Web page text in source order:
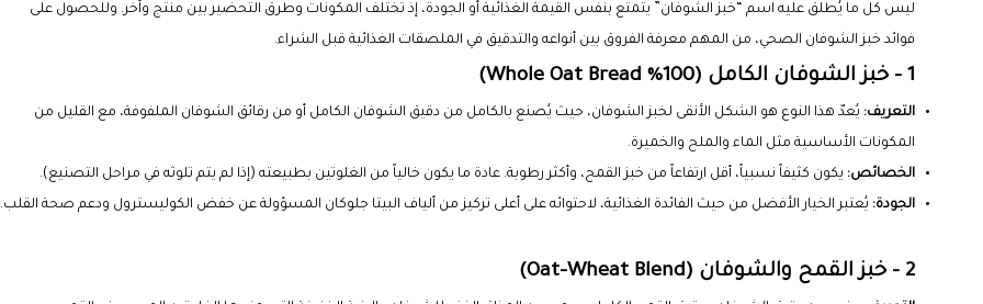
ليس كل ما يُطلق عليه اسم “خبز الشوفان” يتمتع بنفس القيمة الغذائية أو الجودة، إذ تختلف المكونات وطرق التحضير بين منتج وآخر. وللحصول على
فوائد خبز الشوفان الصحي، من المهم معرفة الفروق بين أنواعه والتدقيق في الملصقات الغذائية قبل الشراء.
1 - خبز الشوفان الكامل (100% Whole Oat Bread)
التعريف: يُعدّ هذا النوع هو الشكل الأنقى لخبز الشوفان، حيث يُصنع بالكامل من دقيق الشوفان الكامل أو من رقائق الشوفان الملفوفة، مع القليل من
المكونات الأساسية مثل الماء والملح والخميرة.
الخصائص: يكون كثيفاً نسبياً، أقل ارتفاعاً من خبز القمح، وأكثر رطوبة. عادة ما يكون خالياً من الغلوتين بطبيعته (إذا لم يتم تلوثه في مراحل التصنيع).
الجودة: يُعتبر الخيار الأفضل من حيث الفائدة الغذائية، لاحتوائه على أعلى تركيز من ألياف البيتا جلوكان المسؤولة عن خفض الكوليسترول ودعم صحة القلب.
2 - خبز القمح والشوفان (Oat-Wheat Blend)